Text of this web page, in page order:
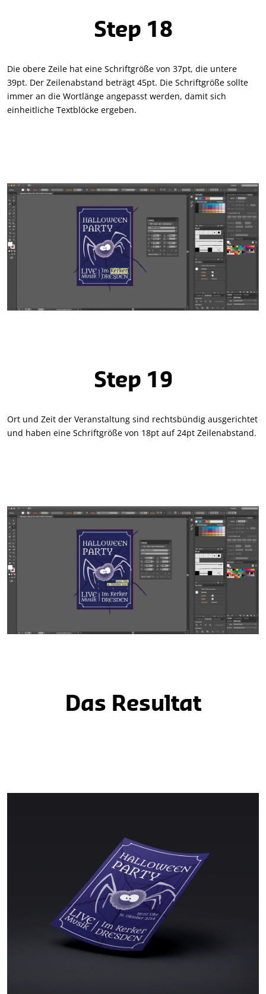
Step 18
Die obere Zeile hat eine Schriftgröße von 37pt, die untere
39pt. Der Zeilenabstand beträgt 45pt. Die Schriftgröße sollte
immer an die Wortlänge angepasst werden, damit sich
einheitliche Textblöcke ergeben.
Step 19
Ort und Zeit der Veranstaltung sind rechtsbündig ausgerichtet
und haben eine Schriftgröße von 18pt auf 24pt Zeilenabstand.
Das Resultat